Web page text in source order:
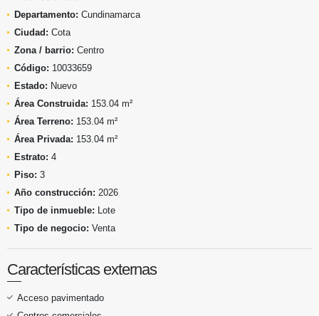
Departamento: Cundinamarca
Ciudad: Cota
Zona / barrio: Centro
Código: 10033659
Estado: Nuevo
Área Construida: 153.04 m²
Área Terreno: 153.04 m²
Área Privada: 153.04 m²
Estrato: 4
Piso: 3
Año construcción: 2026
Tipo de inmueble: Lote
Tipo de negocio: Venta
Características externas
Acceso pavimentado